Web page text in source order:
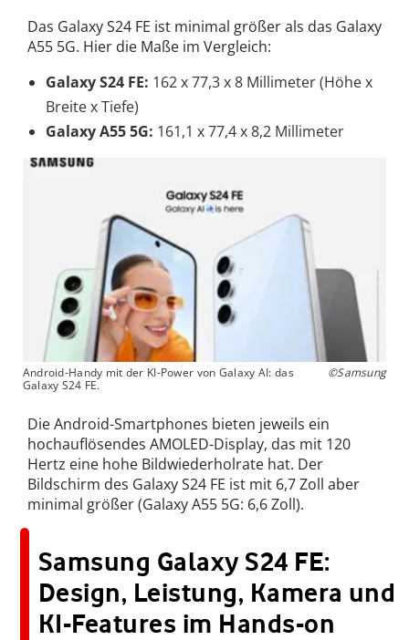
Das Galaxy S24 FE ist minimal größer als das Galaxy
A55 5G. Hier die Maße im Vergleich:
Galaxy S24 FE: 162 x 77,3 x 8 Millimeter (Höhe x
Breite x Tiefe)
Galaxy A55 5G: 161,1 x 77,4 x 8,2 Millimeter
Android-Handy mit der KI-Power von Galaxy AI: das
Galaxy S24 FE.
©Samsung
Die Android-Smartphones bieten jeweils ein
hochauflösendes AMOLED-Display, das mit 120
Hertz eine hohe Bildwiederholrate hat. Der
Bildschirm des Galaxy S24 FE ist mit 6,7 Zoll aber
minimal größer (Galaxy A55 5G: 6,6 Zoll).
Samsung Galaxy S24 FE:
Design, Leistung, Kamera und
KI-Features im Hands-on